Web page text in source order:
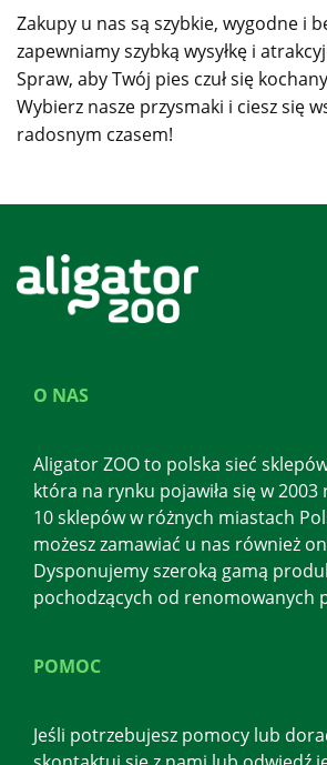
Zakupy u nas są szybkie, wygodne i
zapewniamy szybką wysyłkę i
Spraw, aby Twój pies czuł się
Wybierz nasze przysmaki i ciesz się
radosnym czasem!
O NAS
Aligator ZOO to polska sieć
która na rynku pojawiła się w
10 sklepów w różnych miastach
możesz zamawiać u nas również
Dysponujemy szeroką gamą
pochodzących od renomowanych
POMOC
Jeśli potrzebujesz pomocy lub